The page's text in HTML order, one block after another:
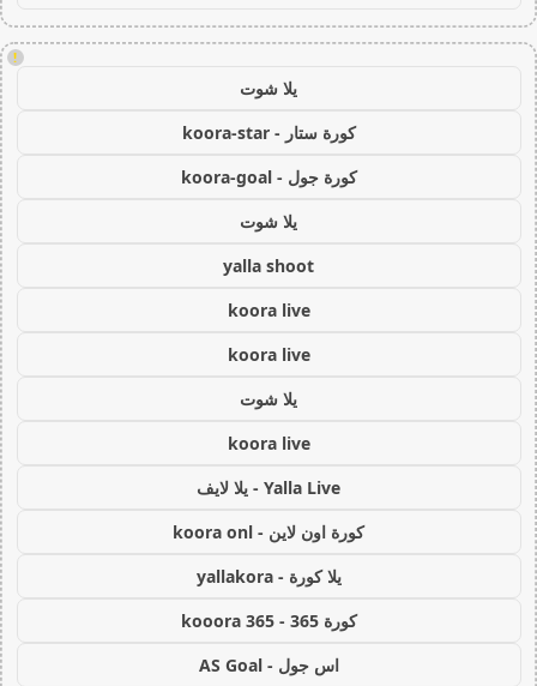
!
يلا شوت
كورة ستار - koora-star
كورة جول - koora-goal
يلا شوت
yalla shoot
koora live
koora live
يلا شوت
koora live
Yalla Live - يلا لايف
كورة اون لاين - koora onl
يلا كورة - yallakora
كورة 365 - kooora 365
اس جول - AS Goal